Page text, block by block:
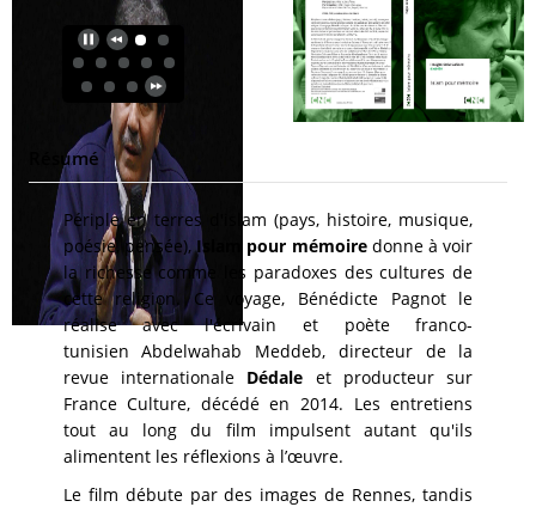
Résumé
Périple en terres d'islam (pays, histoire, musique,
poésie, pensée),Islam pour mémoire donne à voir
la richesse comme les paradoxes des cultures de
cette religion. Ce voyage, Bénédicte Pagnot le
réalise avecl'écrivain et poète franco-
tunisienAbdelwahab Meddeb, directeur de la
revue internationale Dédale et producteur sur
France Culture, décédé en 2014. Les entretiens
tout au long du film impulsent autant qu'ils
alimentent les réflexions à l’œuvre.
Le film débute par des images de Rennes, tandis